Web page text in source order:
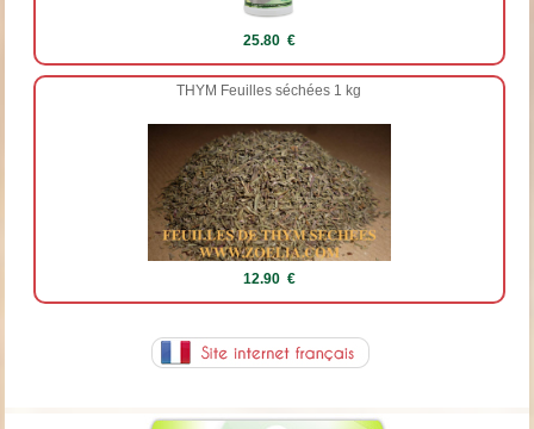
25.80 €
THYM Feuilles séchées 1 kg
12.90 €